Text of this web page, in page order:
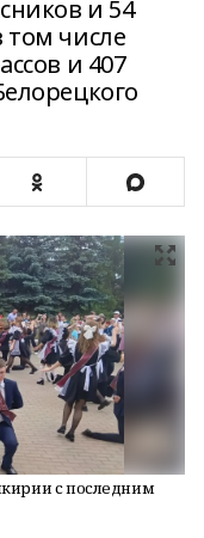
и 54
том числе
и 407
с последним